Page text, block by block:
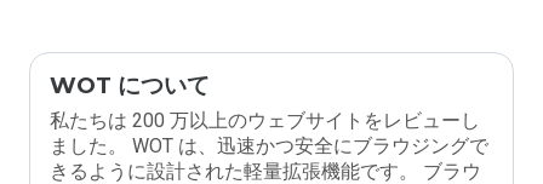
WOT について
私たちは 200 万以上のウェブサイトをレビューし
ました。 WOT は、迅速かつ安全にブラウジングで
きるように設計された軽量拡張機能です。 ブラウ